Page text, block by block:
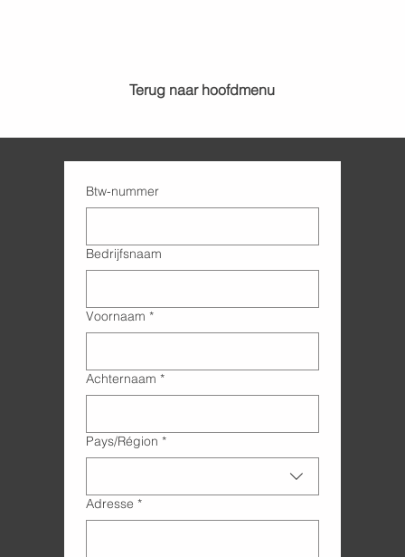
Terug naar hoofdmenu
Btw-nummer
Bedrijfsnaam
Voornaam *
Achternaam *
Adres met meerdere regels
Pays/Région *
Adresse *